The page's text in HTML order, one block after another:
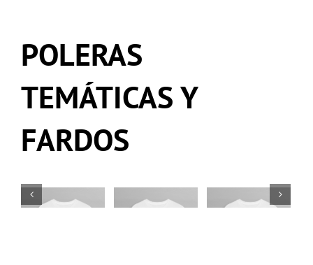
POLERAS
TEMÁTICAS Y
FARDOS
Hamburguesa